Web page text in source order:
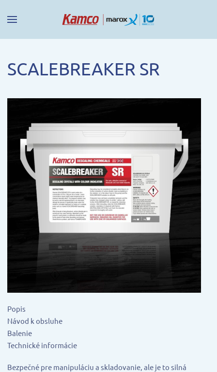
SCALEBREAKER SR
Popis
Návod k obsluhe
Balenie
Technické informácie
Bezpečné pre manipuláciu a skladovanie, ale je to silná